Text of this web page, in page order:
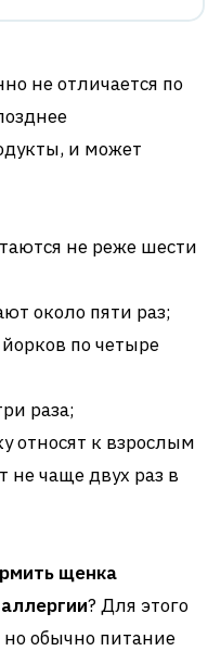
не отличается по
и может
не реже шести
около пяти раз;
по четыре
раза;
относят к взрослым
чаще двух раз в
щенка
? Для этого
но обычно питание